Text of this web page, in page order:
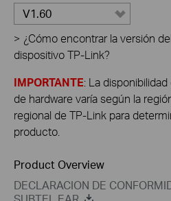
V1.60
> ¿Cómo encontrar la versión
dispositivo TP-Link?
IMPORTANTE: La
de hardware varía según la
regional de TP-Link para
producto.
Product Overview
DECLARACION DE